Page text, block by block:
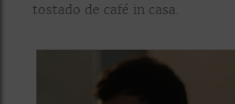
tostado de café in casa.